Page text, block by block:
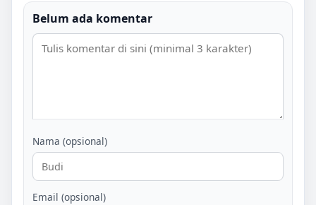
Belum ada komentar
Nama (opsional)
Email (opsional)